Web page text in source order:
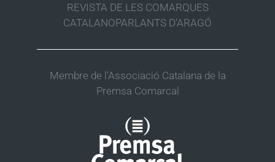
REVISTA DE LES COMARQUES
CATALANOPARLANTS D’ARAGÓ
Membre de l’Associació Catalana de la
Premsa Comarcal